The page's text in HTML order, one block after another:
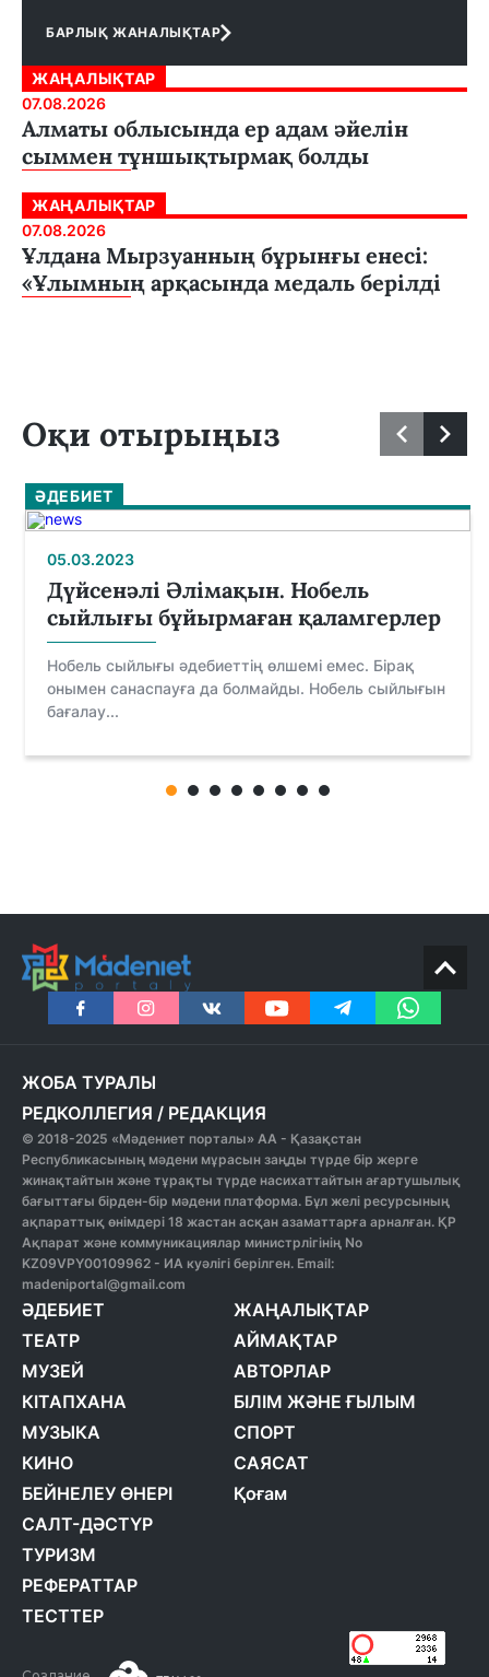
БАРЛЫҚ ЖАНАЛЫҚТАР
ЖАҢАЛЫҚТАР
07.08.2026
Алматы облысында ер адам әйелін
сыммен тұншықтырмақ болды
ЖАҢАЛЫҚТАР
07.08.2026
Ұлдана Мырзуанның бұрынғы енесі:
«Ұлымның арқасында медаль берілді
Оқи отырыңыз
ӘДЕБИЕТ
05.03.2023
Дүйсенәлі Әлімақын. Нобель
сыйлығы бұйырмаған қаламгерлер
Нобель сыйлығы әдебиеттің өлшемі емес. Бірақ
онымен санаспауға да болмайды. Нобель сыйлығын
бағалау...
ЖОБА ТУРАЛЫ
РЕДКОЛЛЕГИЯ / РЕДАКЦИЯ
© 2018-2025 «Мәдениет порталы» АА - Қазақстан
Республикасының мәдени мұрасын заңды түрде бір жерге
жинақтайтын және тұрақты түрде насихаттайтын ағартушылық
бағыттағы бірден-бір мәдени платформа. Бұл желі ресурсының
ақпараттық өнімдері 18 жастан асқан азаматтарға арналған. ҚР
Ақпарат және коммуникациялар министрлігінің No
KZ09VPY00109962 - ИА куәлігі берілген. Email:
madeniportal@gmail.com
ӘДЕБИЕТ
ТЕАТР
МУЗЕЙ
КІТАПХАНА
МУЗЫКА
КИНО
БЕЙНЕЛЕУ ӨНЕРІ
САЛТ-ДӘСТҮР
ТУРИЗМ
РЕФЕРАТТАР
ТЕСТТЕР
ЖАҢАЛЫҚТАР
АЙМАҚТАР
АВТОРЛАР
БІЛІМ ЖӘНЕ ҒЫЛЫМ
СПОРТ
САЯСАТ
Қоғам